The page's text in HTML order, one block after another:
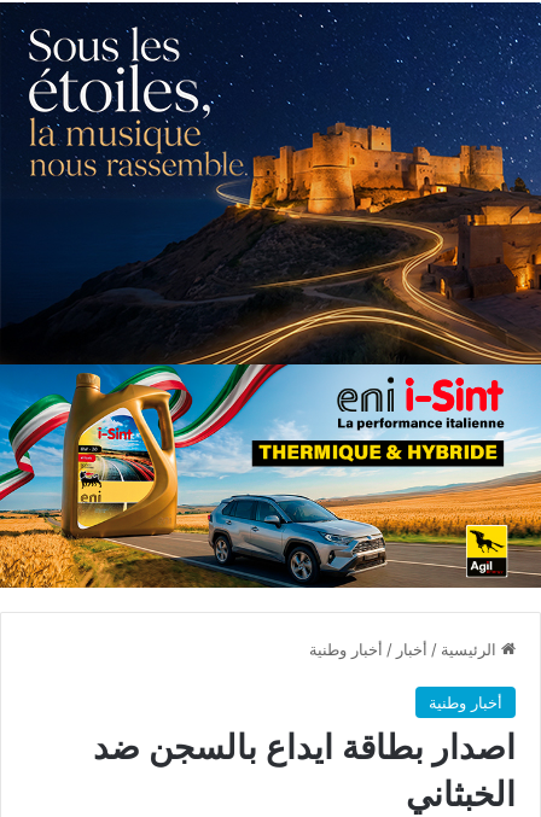
الرئيسية / أخبار / أخبار وطنية
أخبار وطنية
اصدار بطاقة ايداع بالسجن ضد
الخبثاني